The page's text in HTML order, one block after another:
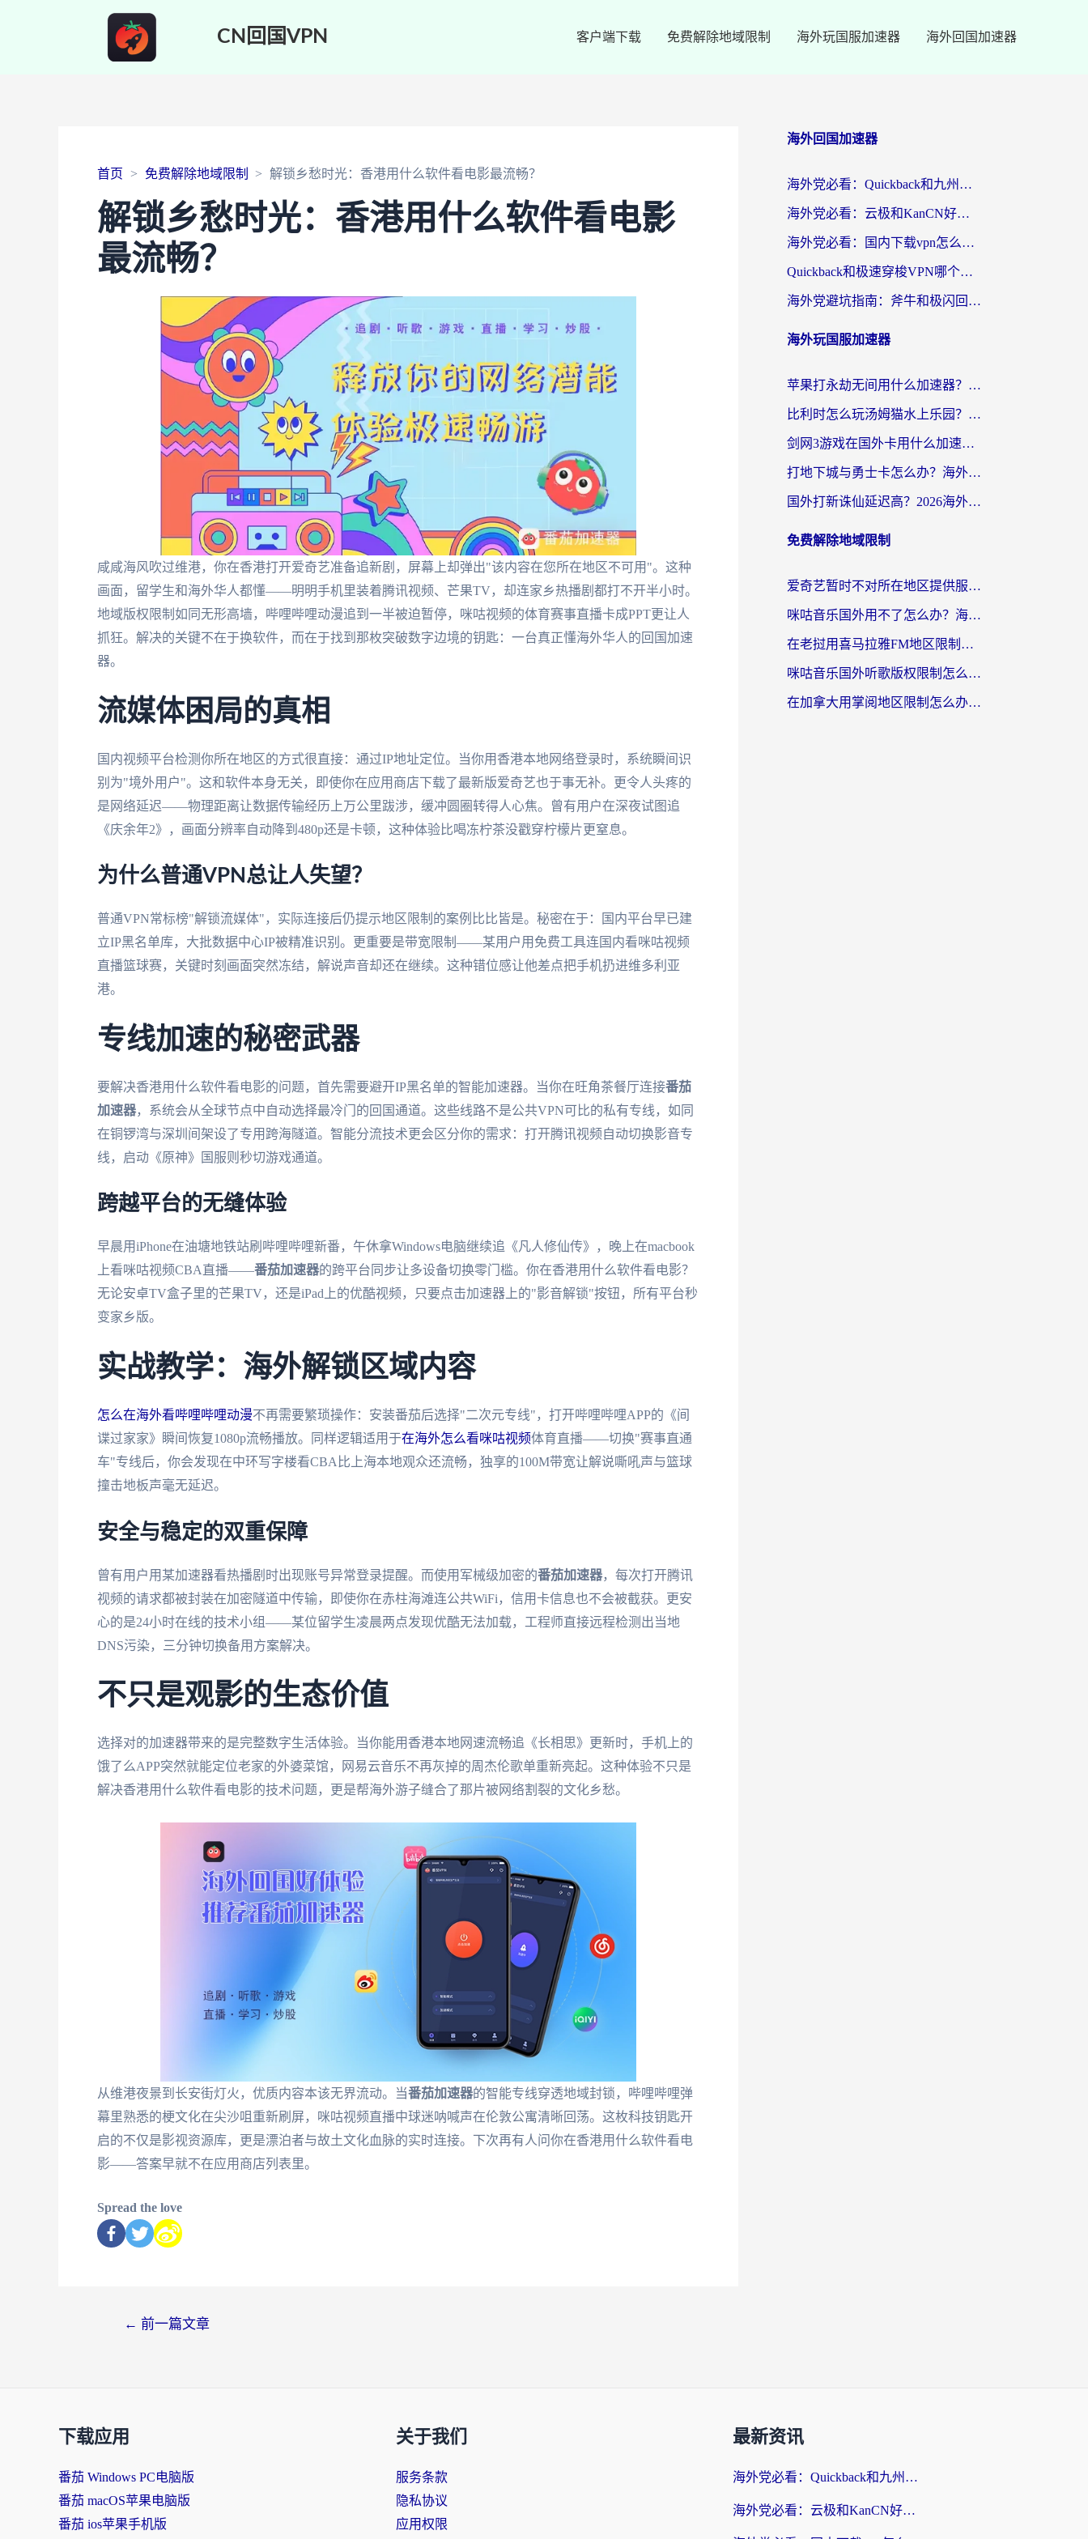
CN回国VPN 客户端下载 免费解除地域限制 海外玩国服加速器 海外回国加速器
首页 免费解除地域限制 解锁乡愁时光：香港用什么软件看电影最流畅？
解锁乡愁时光：香港用什么软件看电影
最流畅？
咸咸海风吹过维港，你在香港打开爱奇艺准备追新剧，屏幕上却弹出"该内容在您所在地区不可用"。这种
画面，留学生和海外华人都懂——明明手机里装着腾讯视频、芒果TV，却连家乡热播剧都打不开半小时。
地域版权限制如同无形高墙，哔哩哔哩动漫追到一半被迫暂停，咪咕视频的体育赛事直播卡成PPT更让人
抓狂。解决的关键不在于换软件，而在于找到那枚突破数字边境的钥匙：一台真正懂海外华人的回国加速
器。
流媒体困局的真相
国内视频平台检测你所在地区的方式很直接：通过IP地址定位。当你用香港本地网络登录时，系统瞬间识
别为"境外用户"。这和软件本身无关，即使你在应用商店下载了最新版爱奇艺也于事无补。更令人头疼的
是网络延迟——物理距离让数据传输经历上万公里跋涉，缓冲圆圈转得人心焦。曾有用户在深夜试图追
《庆余年2》，画面分辨率自动降到480p还是卡顿，这种体验比喝冻柠茶没戳穿柠檬片更窒息。
为什么普通VPN总让人失望？
普通VPN常标榜"解锁流媒体"，实际连接后仍提示地区限制的案例比比皆是。秘密在于：国内平台早已建
立IP黑名单库，大批数据中心IP被精准识别。更重要是带宽限制——某用户用免费工具连国内看咪咕视频
直播篮球赛，关键时刻画面突然冻结，解说声音却还在继续。这种错位感让他差点把手机扔进维多利亚
港。
专线加速的秘密武器
要解决香港用什么软件看电影的问题，首先需要避开IP黑名单的智能加速器。当你在旺角茶餐厅连接番茄
加速器，系统会从全球节点中自动选择最冷门的回国通道。这些线路不是公共VPN可比的私有专线，如同
在铜锣湾与深圳间架设了专用跨海隧道。智能分流技术更会区分你的需求：打开腾讯视频自动切换影音专
线，启动《原神》国服则秒切游戏通道。
跨越平台的无缝体验
早晨用iPhone在油塘地铁站刷哔哩哔哩新番，午休拿Windows电脑继续追《凡人修仙传》，晚上在macbook
上看咪咕视频CBA直播——番茄加速器的跨平台同步让多设备切换零门槛。你在香港用什么软件看电影？
无论安卓TV盒子里的芒果TV，还是iPad上的优酷视频，只要点击加速器上的"影音解锁"按钮，所有平台秒
变家乡版。
实战教学：海外解锁区域内容
怎么在海外看哔哩哔哩动漫不再需要繁琐操作：安装番茄后选择"二次元专线"，打开哔哩哔哩APP的《间
谍过家家》瞬间恢复1080p流畅播放。同样逻辑适用于在海外怎么看咪咕视频体育直播——切换"赛事直通
车"专线后，你会发现在中环写字楼看CBA比上海本地观众还流畅，独享的100M带宽让解说嘶吼声与篮球
撞击地板声毫无延迟。
安全与稳定的双重保障
曾有用户用某加速器看热播剧时出现账号异常登录提醒。而使用军械级加密的番茄加速器，每次打开腾讯
视频的请求都被封装在加密隧道中传输，即使你在赤柱海滩连公共WiFi，信用卡信息也不会被截获。更安
心的是24小时在线的技术小组——某位留学生凌晨两点发现优酷无法加载，工程师直接远程检测出当地
DNS污染，三分钟切换备用方案解决。
不只是观影的生态价值
选择对的加速器带来的是完整数字生活体验。当你能用香港本地网速流畅追《长相思》更新时，手机上的
饿了么APP突然就能定位老家的外婆菜馆，网易云音乐不再灰掉的周杰伦歌单重新亮起。这种体验不只是
解决香港用什么软件看电影的技术问题，更是帮海外游子缝合了那片被网络割裂的文化乡愁。
从维港夜景到长安街灯火，优质内容本该无界流动。当番茄加速器的智能专线穿透地域封锁，哔哩哔哩弹
幕里熟悉的梗文化在尖沙咀重新刷屏，咪咕视频直播中球迷呐喊声在伦敦公寓清晰回荡。这枚科技钥匙开
启的不仅是影视资源库，更是漂泊者与故土文化血脉的实时连接。下次再有人问你在香港用什么软件看电
影——答案早就不在应用商店列表里。
Spread the love
← 前一篇文章
海外回国加速器
海外党必看：Quickback和九州连好用吗？3步选对回国加速器实现无缝刷国内资源
海外党必看：云极和KanCN好用吗？3招教你选对回国加速器（附免费VPN避坑指南）
海外党必看：国内下载vpn怎么选？教你无缝访问国内资源的实用指南
Quickback和极速穿梭VPN哪个好？海外党亲测3招选对回国加速器，看这篇就够了
海外党避坑指南：斧牛和极闪回国好用吗？选对加速器才能无缝刷剧玩游戏
海外玩国服加速器
苹果打永劫无间用什么加速器？海外玩家亲测有效的国服游戏加速指南
比利时怎么玩汤姆猫水上乐园？海外党国服游戏加速终极指南（附无畏契约食之契约解决办法）
剑网3游戏在国外卡用什么加速器好？海外党亲测有效的国服游戏加速指南
打地下城与勇士卡怎么办？海外党国服游戏加速终极指南（附北美欧洲实测）
国外打新诛仙延迟高？2026海外玩家国服游戏加速器终极指南（附天龙八部闪耀暖暖实测）
免费解除地域限制
爱奇艺暂时不对所在地区提供服务怎么办？海外党亲测有效的追剧解决方案
咪咕音乐国外用不了怎么办？海外党必备的国内内容访问全攻略
在老挝用喜马拉雅FM地区限制怎么办？海外党亲测有效的回国加速方案
咪咕音乐国外听歌版权限制怎么解除啊？海外党亲测有效的回国加速方案
在加拿大用掌阅地区限制怎么办？3个实用技巧帮你轻松解决（附海外华人必备工具）
下载应用
番茄 Windows PC电脑版
番茄 macOS苹果电脑版
番茄 ios苹果手机版
关于我们
服务条款
隐私协议
应用权限
最新资讯
海外党必看：Quickback和九州连好用吗？3步选对回国加速器实现无缝刷国内资源
海外党必看：云极和KanCN好用吗？3招教你选对回国加速器（附免费VPN避坑指南）